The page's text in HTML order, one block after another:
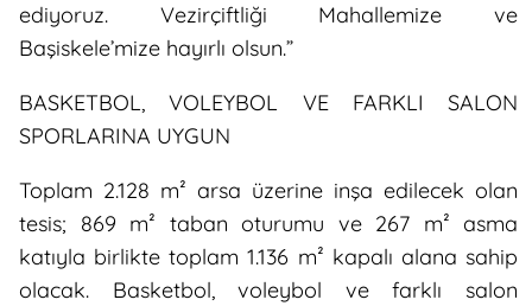
ediyoruz. Vezirçiftliği Mahallemize ve
Başiskele’mize hayırlı olsun.”
BASKETBOL, VOLEYBOL VE FARKLI SALON
SPORLARINA UYGUN
Toplam 2.128 m² arsa üzerine inşa edilecek olan
tesis; 869 m² taban oturumu ve 267 m² asma
katıyla birlikte toplam 1.136 m² kapalı alana sahip
olacak. Basketbol, voleybol ve farklı salon